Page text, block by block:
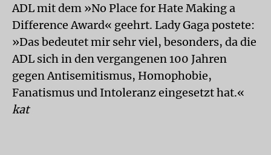
ADL mit dem »No Place for Hate Making a
Difference Award« geehrt. Lady Gaga postete:
»Das bedeutet mir sehr viel, besonders, da die
ADL sich in den vergangenen 100 Jahren
gegen Antisemitismus, Homophobie,
Fanatismus und Intoleranz eingesetzt hat.«
kat